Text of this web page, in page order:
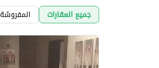
جميع العقارات المفروشة